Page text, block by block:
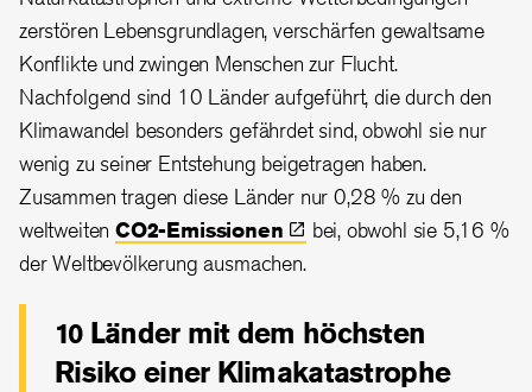
zerstören Lebensgrundlagen, verschärfen gewaltsame
Konflikte und zwingen Menschen zur Flucht.
Nachfolgend sind 10 Länder aufgeführt, die durch den
Klimawandel besonders gefährdet sind, obwohl sie nur
wenig zu seiner Entstehung beigetragen haben.
Zusammen tragen diese Länder nur 0,28 % zu den
weltweitenCO2-Emissionen
bei, obwohl sie 5,16 %
der Weltbevölkerung ausmachen.
10 Länder mit dem höchsten
Risiko einer Klimakatastrophe